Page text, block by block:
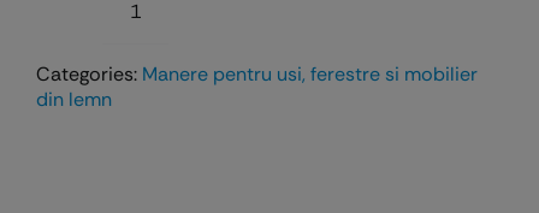
Cantitate
Categories: Manere pentru usi, ferestre si mobilier
din lemn